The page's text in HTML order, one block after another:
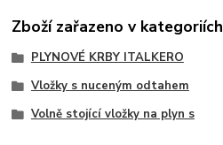
Zboží zařazeno v kategoriích
PLYNOVÉ KRBY ITALKERO
Vložky s nuceným odtahem
Volně stojící vložky na plyn s